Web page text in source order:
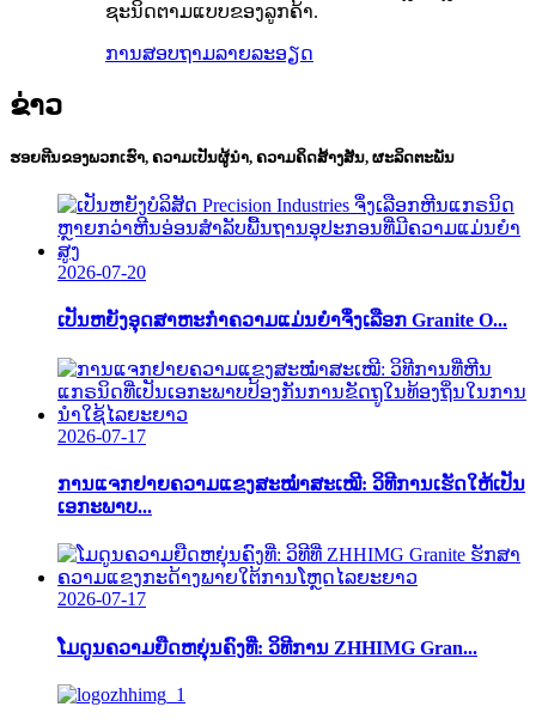
ຊະນິດຕາມແບບຂອງລູກຄ້າ.
ການສອບຖາມລາຍລະອຽດ
ຂ່າວ
ຮອຍຕີນຂອງພວກເຮົາ, ຄວາມເປັນຜູ້ນຳ, ຄວາມຄິດສ້າງສັນ, ຜະລິດຕະພັນ
2026-07-20
ເປັນຫຍັງອຸດສາຫະກໍາຄວາມແມ່ນຍໍາຈຶ່ງເລືອກ Granite O...
2026-07-17
ການແຈກຢາຍຄວາມແຂງສະໝໍ່າສະເໝີ: ວິທີການເຮັດໃຫ້ເປັນ
ເອກະພາບ...
2026-07-17
ໂມດູນຄວາມຍືດຫຍຸ່ນຄົງທີ່: ວິທີການ ZHHIMG Gran...